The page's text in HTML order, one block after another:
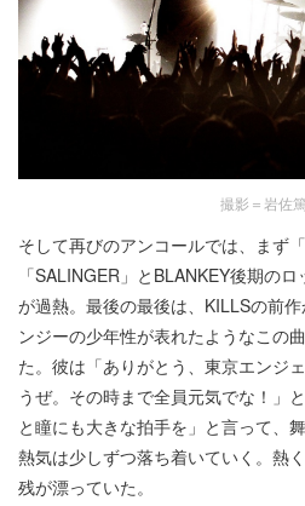
撮影＝岩佐
そして再びのアンコールでは、まず
「SALINGER」とBLANKEY後期の
が過熱。最後の最後は、KILLSの前
ンジーの少年性が表れたようなこの
た。彼は「ありがとう、東京エンジ
うぜ。その時まで全員元気でな！」
と瞳にも大きな拍手を」と言って、
熱気は少しずつ落ち着いていく。熱
残が漂っていた。